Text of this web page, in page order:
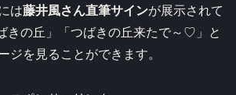
は藤井風さん直筆サインが展示されて
きの丘」「つばきの丘来たで～♡」と
ジを見ることができます。